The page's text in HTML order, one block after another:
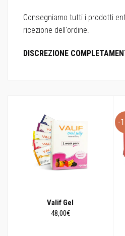
Consegniamo tutti i prodotti
ricezione dell'ordine.
DISCREZIONE
Valif Gel
48,00€
-